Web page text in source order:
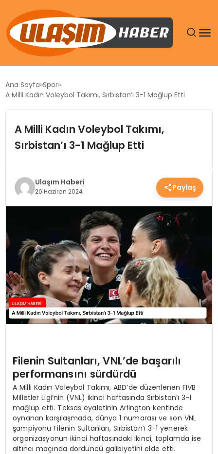
DÜNYA
SPOR
TEKNOLOJI
YAŞAM
Ana Sayfa Spor
A Milli Kadın Voleybol Takımı, Sırbistan’ı 3-1 Mağlup Etti
A Milli Kadın Voleybol Takımı,
Sırbistan’ı 3-1 Mağlup Etti
Ulaşım Haberi
20 Haziran 2024 Paylaş
Filenin Sultanları, VNL’de başarılı
performansını sürdürdü
A Milli Kadın Voleybol Takımı, ABD’de düzenlenen FIVB
Milletler Ligi’nin (VNL) ikinci haftasında Sırbistan’ı 3-1
mağlup etti. Teksas eyaletinin Arlington kentinde
oynanan karşılaşmada, dünya 1 numarası ve son VNL
şampiyonu Filenin Sultanları, Sırbistan’ı 3-1 yenerek
organizasyonun ikinci haftasındaki ikinci, toplamda ise
altıncı maçında dördüncü galibiyetini elde etti.